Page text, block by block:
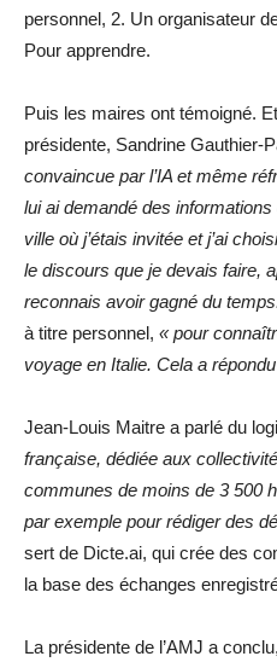
personnel, 2. Un organisateur
Pour apprendre.
Puis les maires ont témoigné.
présidente, Sandrine Gauthier-
convaincue par l’IA et même
lui ai demandé des
ville où j’étais invitée et j’ai
le discours que je devais faire,
reconnais avoir gagné du
à titre personnel, « pour
voyage en Italie. Cela a
Jean-Louis Maitre a parlé du
française, dédiée aux
communes de moins de 3 500
par exemple pour rédiger des
sert de Dicte.ai, qui crée des
la base des échanges
La présidente de l’AMJ a